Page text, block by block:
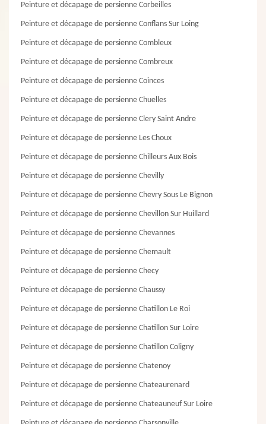
Peinture et décapage de persienne Corbeilles
Peinture et décapage de persienne Conflans Sur Loing
Peinture et décapage de persienne Combleux
Peinture et décapage de persienne Combreux
Peinture et décapage de persienne Coinces
Peinture et décapage de persienne Chuelles
Peinture et décapage de persienne Clery Saint Andre
Peinture et décapage de persienne Les Choux
Peinture et décapage de persienne Chilleurs Aux Bois
Peinture et décapage de persienne Chevilly
Peinture et décapage de persienne Chevry Sous Le Bignon
Peinture et décapage de persienne Chevillon Sur Huillard
Peinture et décapage de persienne Chevannes
Peinture et décapage de persienne Chemault
Peinture et décapage de persienne Checy
Peinture et décapage de persienne Chaussy
Peinture et décapage de persienne Chatillon Le Roi
Peinture et décapage de persienne Chatillon Sur Loire
Peinture et décapage de persienne Chatillon Coligny
Peinture et décapage de persienne Chatenoy
Peinture et décapage de persienne Chateaurenard
Peinture et décapage de persienne Chateauneuf Sur Loire